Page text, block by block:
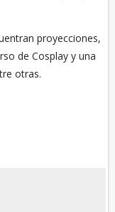
proyecciones,
de Cosplay y una
otras.